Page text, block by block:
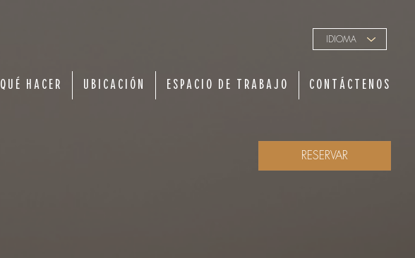
IDIOMA
QUÉ HACER UBICACIÓN ESPACIO DE TRABAJO CONTÁCTENOS
RESERVAR